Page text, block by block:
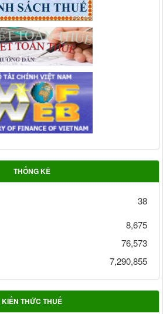
THỐNG KÊ
38
8,675
76,573
7,290,855
KIẾN THỨC THUẾ